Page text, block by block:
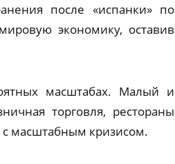
после «испанки» по
экономику, оставив
масштабах. Малый и
торговля, рестораны
с масштабным кризисом.